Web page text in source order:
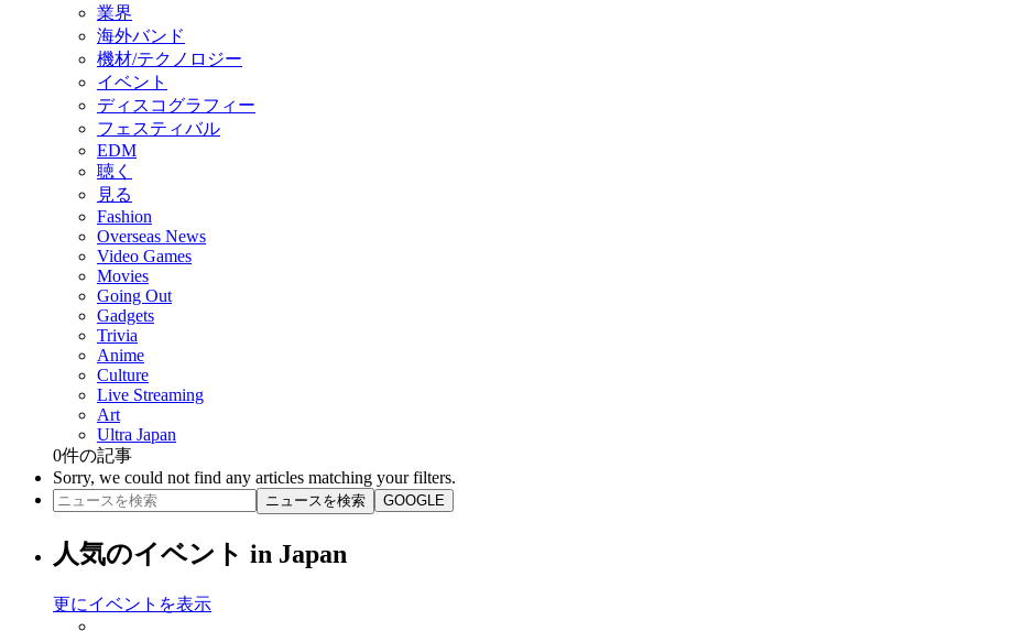
業界
海外バンド
機材/テクノロジー
イベント
ディスコグラフィー
フェスティバル
EDM
聴く
見る
Fashion
Overseas News
Video Games
Movies
Going Out
Gadgets
Trivia
Anime
Culture
Live Streaming
Art
Ultra Japan
0件の記事
Sorry, we could not find any articles matching your filters.
ニュースを検索 GOOGLE
人気のイベント in Japan
更にイベントを表示